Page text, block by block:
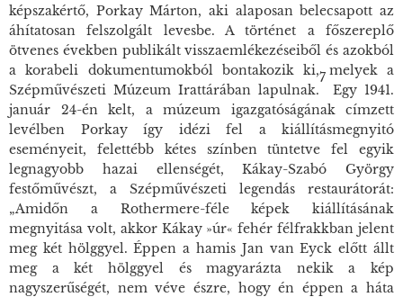
képszakértő, Porkay Márton, aki alaposan belecsapott az
áhítatosan felszolgált levesbe. A történet a főszereplő
ötvenes években publikált visszaemlékezéseiből és azokból
a korabeli dokumentumokból bontakozik ki, melyek a
Szépművészeti Múzeum Irattárában lapulnak.
7
Egy 1941.
január 24-én kelt, a múzeum igazgatóságának címzett
levélben Porkay így idézi fel a kiállításmegnyitó
eseményeit, felettébb kétes színben tüntetve fel egyik
legnagyobb hazai ellenségét, Kákay-Szabó György
festőművészt, a Szépművészeti legendás restaurátorát:
„Amidőn a Rothermere-féle képek kiállításának
megnyitása volt, akkor Kákay »úr« fehér félfrakkban jelent
meg két hölggyel. Éppen a hamis Jan van Eyck előtt állt
meg a két hölggyel és magyarázta nekik a kép
nagyszerűségét, nem véve észre, hogy én éppen a háta